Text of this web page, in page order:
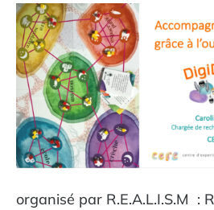
organisé par R.E.A.L.I.S.M :